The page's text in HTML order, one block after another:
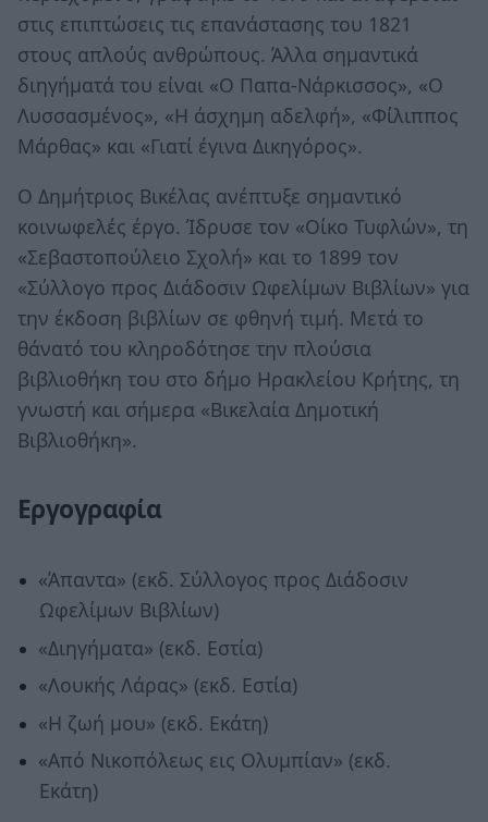
στις επιπτώσεις τις επανάστασης του 1821
στους απλούς ανθρώπους. Άλλα σημαντικά
διηγήματά του είναι «Ο Παπα-Νάρκισσος», «Ο
Λυσσασμένος», «Η άσχημη αδελφή», «Φίλιππος
Μάρθας» και «Γιατί έγινα Δικηγόρος».
Ο Δημήτριος Βικέλας ανέπτυξε σημαντικό
κοινωφελές έργο. Ίδρυσε τον «Οίκο Τυφλών», τη
«Σεβαστοπούλειο Σχολή» και το 1899 τον
«Σύλλογο προς Διάδοσιν Ωφελίμων Βιβλίων» για
την έκδοση βιβλίων σε φθηνή τιμή. Μετά το
θάνατό του κληροδότησε την πλούσια
βιβλιοθήκη του στο δήμο Ηρακλείου Κρήτης, τη
γνωστή και σήμερα «Βικελαία Δημοτική
Βιβλιοθήκη».
Εργογραφία
«Άπαντα» (εκδ. Σύλλογος προς Διάδοσιν
Ωφελίμων Βιβλίων)
«Διηγήματα» (εκδ. Εστία)
«Λουκής Λάρας» (εκδ. Εστία)
«Η ζωή μου» (εκδ. Εκάτη)
«Από Νικοπόλεως εις Ολυμπίαν» (εκδ.
Εκάτη)